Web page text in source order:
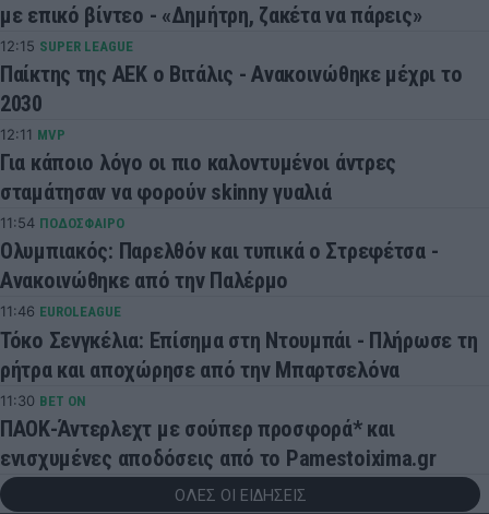
με επικό βίντεο - «Δημήτρη, ζακέτα να πάρεις»
12:15 SUPER LEAGUE
Παίκτης της ΑΕΚ ο Βιτάλις - Ανακοινώθηκε μέχρι το
2030
12:11 MVP
Για κάποιο λόγο οι πιο καλοντυμένοι άντρες
σταμάτησαν να φορούν skinny γυαλιά
11:54 ΠΟΔΟΣΦΑΙΡΟ
Ολυμπιακός: Παρελθόν και τυπικά ο Στρεφέτσα -
Ανακοινώθηκε από την Παλέρμο
11:46 EUROLEAGUE
Τόκο Σενγκέλια: Επίσημα στη Ντουμπάι - Πλήρωσε τη
ρήτρα και αποχώρησε από την Μπαρτσελόνα
11:30 BET ON
ΠΑΟΚ-Άντερλεχτ με σούπερ προσφορά* και
ενισχυμένες αποδόσεις από το Pamestoixima.gr
ΟΛΕΣ ΟΙ ΕΙΔΗΣΕΙΣ